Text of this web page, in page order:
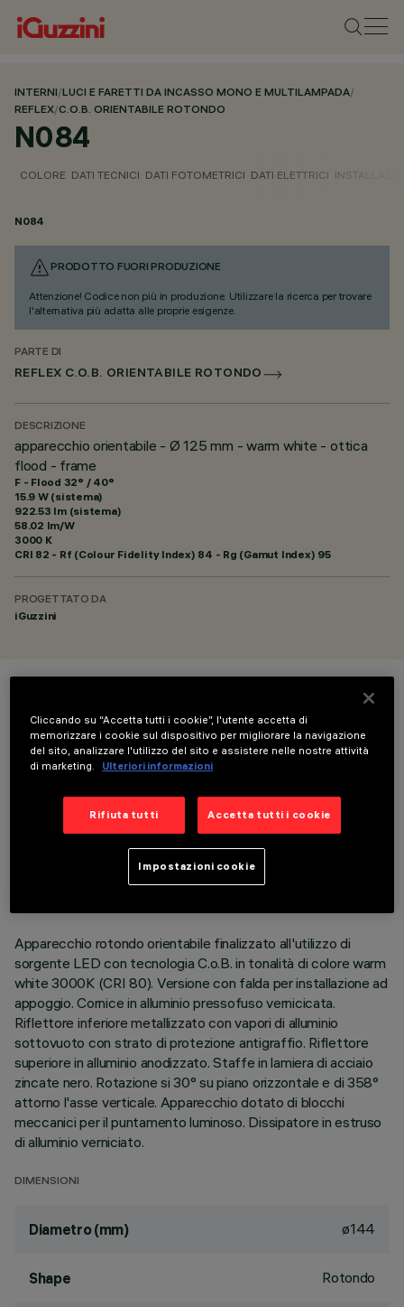
INTERNI/LUCI E FARETTI DA INCASSO MONO E MULTILAMPADA/
REFLEX/C.O.B. ORIENTABILE ROTONDO
N084
COLORE DATI TECNICI DATI FOTOMETRICI DATI ELETTRICI
N084
PRODOTTO FUORI PRODUZIONE
Attenzione! Codice non più in produzione. Utilizzare la ricerca per trovare
l'alternativa più adatta alle proprie esigenze.
PARTE DI
REFLEX C.O.B. ORIENTABILE ROTONDO
DESCRIZIONE
apparecchio orientabile - Ø 125 mm - warm white - ottica
flood - frame
F - Flood 32° / 40°
15.9 W (sistema)
922.53 lm (sistema)
58.02 lm/W
3000 K
CRI 82 - Rf (Colour Fidelity Index) 84 - Rg (Gamut Index) 95
PROGETTATO DA
iGuzzini
DATI TECNICI
ULTIMO AGGIORNAMENTO: 01/08/2026
Apparecchio rotondo orientabile finalizzato all'utilizzo di
sorgente LED con tecnologia C.o.B. in tonalità di colore warm
white 3000K (CRI 80). Versione con falda per installazione ad
appoggio. Cornice in alluminio pressofuso vernicicata.
Riflettore inferiore metallizzato con vapori di alluminio
sottovuoto con strato di protezione antigraffio. Riflettore
superiore in alluminio anodizzato. Staffe in lamiera di acciaio
zincate nero. Rotazione si 30° su piano orizzontale e di 358°
attorno l'asse verticale. Apparecchio dotato di blocchi
meccanici per il puntamento luminoso. Dissipatore in estruso
di alluminio verniciato.
DIMENSIONI
Diametro (mm) ø144
Shape Rotondo
Cliccando su “Accetta tutti i cookie”, l'utente accetta di
memorizzare i cookie sul dispositivo per migliorare la navigazione
del sito, analizzare l'utilizzo del sito e assistere nelle nostre attività
di marketing.
Ulteriori informazioni
Rifiuta tutti Accetta tutti i cookie
Impostazioni cookie